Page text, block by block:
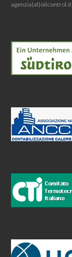
agenzia(at)oilcontrol.it